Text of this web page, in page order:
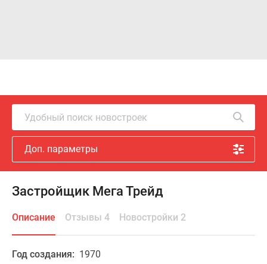
Удобный поиск новостроек
Доп. параметры
Застройщик Мега Трейд
Описание Отзывы 4 Новостройки 2
Год создания: 1970